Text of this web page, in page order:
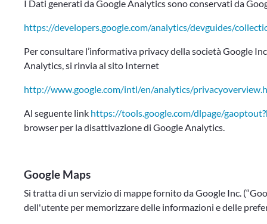
I Dati generati da Google Analytics sono conservati da
https://developers.google.com/analytics/devguides/
Per consultare l’informativa privacy della società Google
Analytics, si rinvia al sito Internet
http://www.google.com/intl/en/analytics/
Al seguente link https://tools.google.com/dlpage/
browser per la disattivazione di Google Analytics.
Google Maps
Si tratta di un servizio di mappe fornito da Google Inc.
dell'utente per memorizzare delle informazioni e delle